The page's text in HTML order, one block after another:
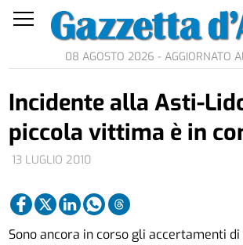
08 AGOSTO 2026 - AGGIORNATO
13 LUGLIO 2010
Incidente alla Asti-
piccola vittima è in
Sono ancora in corso gli accertamenti di